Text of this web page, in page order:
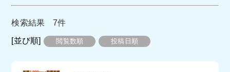
検索結果 7件
[並び順] 閲覧数順 投稿日順